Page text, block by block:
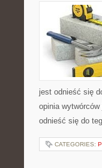
jest odnieść się
opinia
odnieść się do
CATEGORIES: